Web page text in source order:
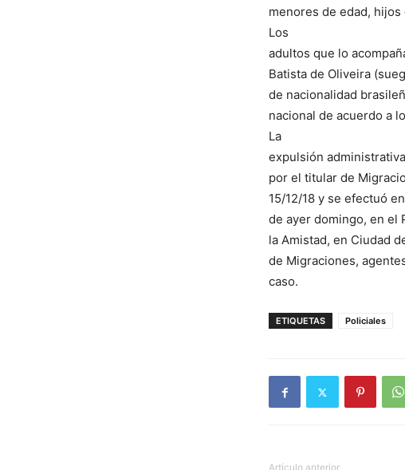
menores de edad,
Los
adultos que lo
Batista de Oliveira
de nacionalidad
nacional de acuerdo a
La
expulsión
por el titular de
15/12/18 y se efectuó
de ayer domingo, en el
la Amistad, en Ciudad
de Migraciones,
caso.
ETIQUETAS Policiales
Artículo anterior